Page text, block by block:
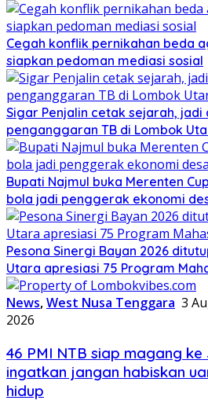
Cegah konflik pernikahan beda
siapkan pedoman mediasi sosial
Sigar Penjalin cetak sejarah,
penganggaran TB di Lombok
Bupati Najmul buka Merenten
bola jadi penggerak ekonomi
Pesona Sinergi Bayan 2026
Utara apresiasi 75 Program
News,West Nusa Tenggara 3
2026
46 PMI NTB siap magang
ingatkan jangan habiskan
hidup